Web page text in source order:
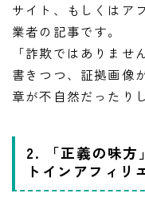
サイト、もしくはア
業者の記事です。
「詐欺ではありませ
書きつつ、証拠画像
章が不自然だったり
2. 「正義の味方
トインアフィリ